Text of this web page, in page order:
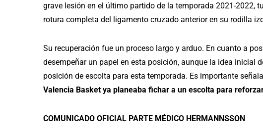
grave lesión en el último partido de la temporada 2021-2022,
rotura completa del ligamento cruzado anterior en su rodilla
Su recuperación fue un proceso largo y arduo. En cuanto a
desempeñar un papel en esta posición, aunque la idea inicial
posición de escolta para esta temporada. Es importante
Valencia Basket ya planeaba fichar a un escolta para
COMUNICADO OFICIAL PARTE MÉDICO HERMANNSSON